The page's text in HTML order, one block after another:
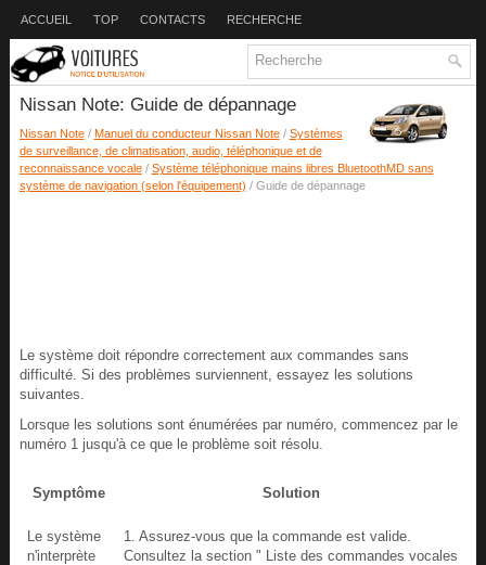
ACCUEIL TOP CONTACTS RECHERCHE
Nissan Note: Guide de dépannage
Nissan Note/ Manuel du conducteur Nissan Note/ Systèmes
de surveillance, de climatisation, audio, téléphonique et de
reconnaissance vocale/ Système téléphonique mains libres BluetoothMD sans
système de navigation (selon l'équipement) / Guide de dépannage
Le système doit répondre correctement aux commandes sans
difficulté. Si des problèmes surviennent, essayez les solutions
suivantes.
Lorsque les solutions sont énumérées par numéro, commencez par le
numéro 1 jusqu'à ce que le problème soit résolu.
Symptôme Solution
Le système
n'interprète
1. Assurez-vous que la commande est valide.
Consultez la section " Liste des commandes vocales